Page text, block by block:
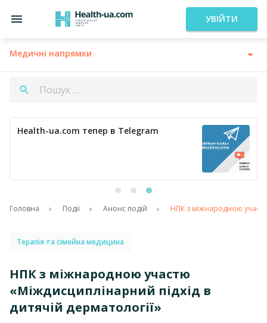
УВІЙТИ
Медичні напрямки
Health-ua.com тепер в Telegram
Головна Події Анонс подій НПК з міжнародною участю
Терапія та сімейна медицина
НПК з міжнародною участю
«Міждисциплінарний підхід в
дитячій дерматології»